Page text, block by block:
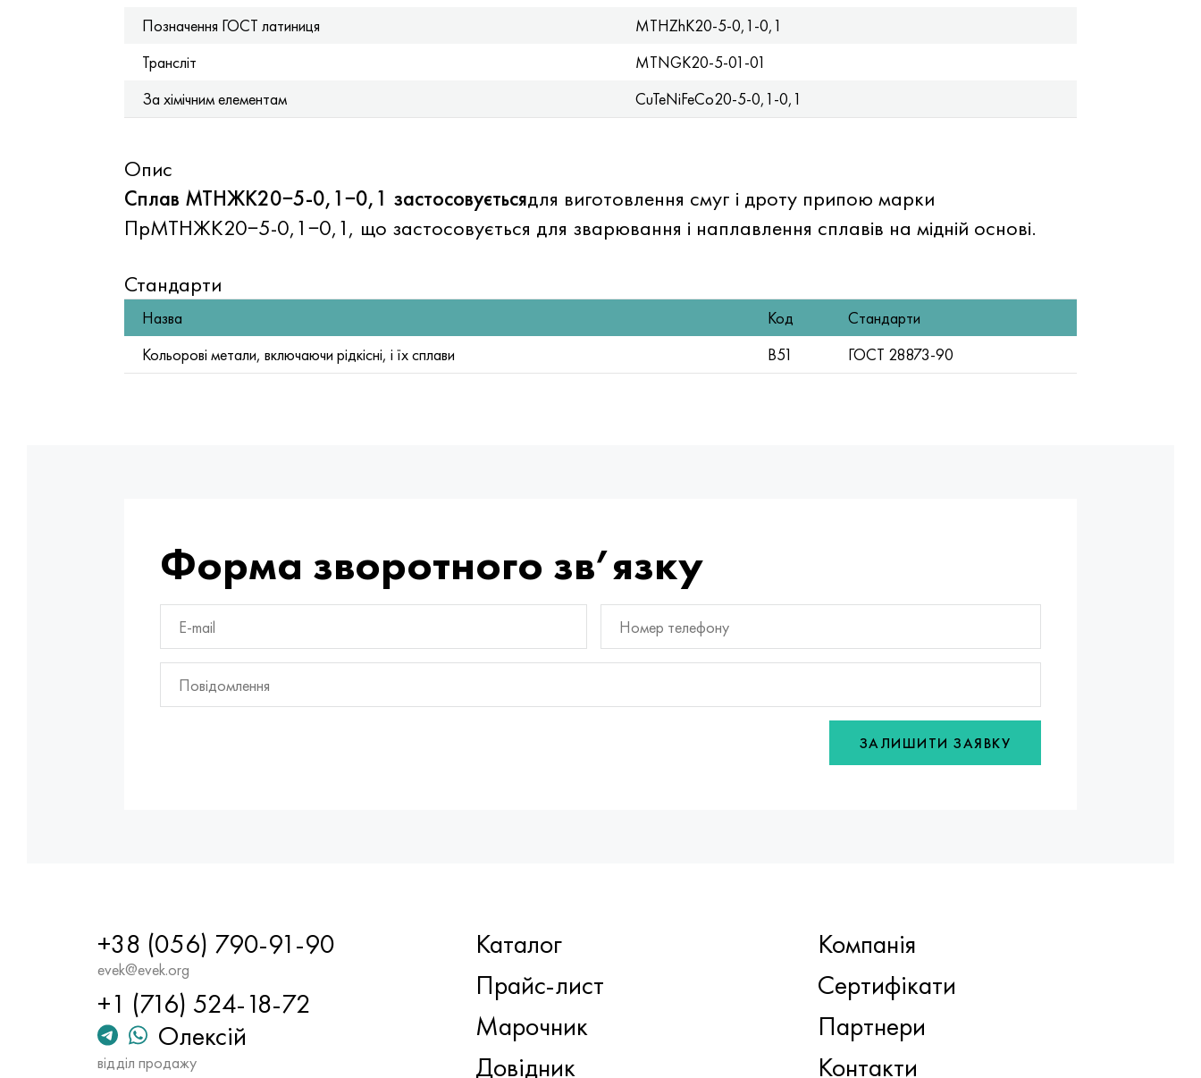
Позначення ГОСТ латиниця
MTHZhK20-5-0,1-0,1
Трансліт
MTNGK20-5-01-01
За хімічним елементам
CuTeNiFeCo20-5-0,1-0,1
Опис
Сплав МТНЖК20−5-0,1−0,1 застосовуєтьсядля виготовлення смуг і дроту припою марки
ПрМТНЖК20−5-0,1−0,1, що застосовується для зварювання і наплавлення сплавів на мідній основі.
Стандарти
Назва Код
Стандарти
Кольорові метали, включаючи рідкісні, і їх сплави
В51 ГОСТ 28873-90
Форма зворотного зв’язку
ЗАЛИШИТИ ЗАЯВКУ
+38 (056) 790-91-90
evek@evek.org
+1 (716) 524-18-72
Олексій
відділ продажу
Каталог
Прайс-лист
Марочник
Довідник
Компанія
Сертифікати
Партнери
Контакти